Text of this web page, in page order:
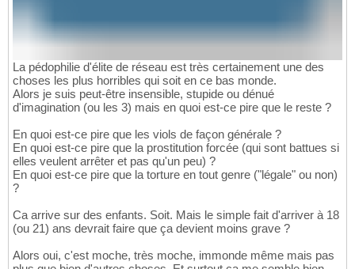
La pédophilie d'élite de réseau est très certainement une des
choses les plus horribles qui soit en ce bas monde.
Alors je suis peut-être insensible, stupide ou dénué
d'imagination (ou les 3) mais en quoi est-ce pire que le reste ?
En quoi est-ce pire que les viols de façon générale ?
En quoi est-ce pire que la prostitution forcée (qui sont battues si
elles veulent arrêter et pas qu'un peu) ?
En quoi est-ce pire que la torture en tout genre ("légale" ou non)
?
Ca arrive sur des enfants. Soit. Mais le simple fait d'arriver à 18
(ou 21) ans devrait faire que ça devient moins grave ?
Alors oui, c'est moche, très moche, immonde même mais pas